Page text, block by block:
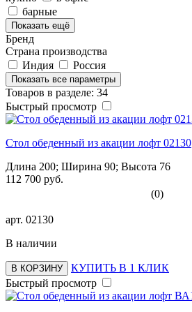
барные
Показать ещё
Бренд
Страна производства
Индия
Россия
Показать все параметры
Товаров в разделе: 34
Быстрый просмотр
Стол обеденный из акации лофт 02130
Длина 200; Ширина 90; Высота 76
112 700 руб.
(0)
арт. 02130
В наличии
В КОРЗИНУ
КУПИТЬ В 1 КЛИК
Быстрый просмотр